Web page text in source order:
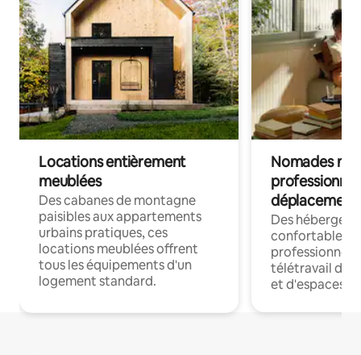
Locations entièrement
meublées
Des cabanes de montagne
paisibles aux appartements
urbains pratiques, ces
locations meublées offrent
tous les équipements d'un
logement standard.
Nomades
déplacement
Des
confortables
professionnels
télétravail
et d'espaces